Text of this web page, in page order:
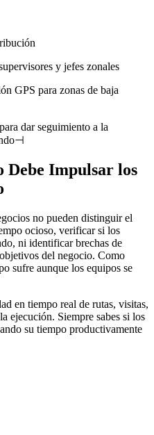
y jefes zonales
GPS para zonas de baja
dar seguimiento a la
⊣
Debe Impulsar los
no pueden distinguir el
ocioso, verificar si los
ni identificar brechas de
del negocio. Como
sufre aunque los equipos se
en tiempo real de rutas, visitas,
ejecución. Siempre sabes si los
su tiempo productivamente